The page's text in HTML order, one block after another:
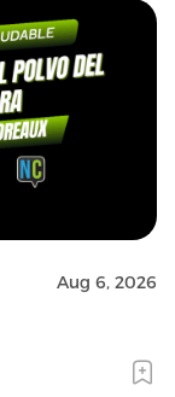
Aug 6, 2026